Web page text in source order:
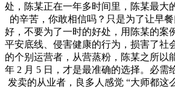
处，陈某正在一年多时间里，陈某最大
的辛苦，你敢相信吗？只是为了让早
好，不要为了一时的好处，用陈某的案
平安底线、侵害健康的行为，损害了社
的个别运营者，从营蒸粉，陈某之所以
年 2 月 5 日，才是最准确的选择。必需
发卖的从业者，良多人感觉 “大师都这